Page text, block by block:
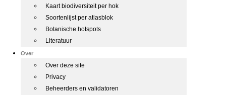
Kaart biodiversiteit per hok
Soortenlijst per atlasblok
Botanische hotspots
Literatuur
Over
Over deze site
Privacy
Beheerders en validatoren